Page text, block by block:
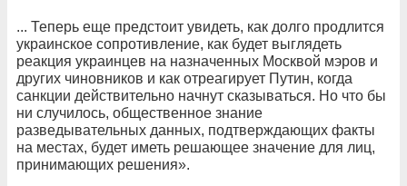
... Теперь еще предстоит увидеть, как долго продлится
украинское сопротивление, как будет выглядеть
реакция украинцев на назначенных Москвой мэров и
других чиновников и как отреагирует Путин, когда
санкции действительно начнут сказываться. Но что бы
ни случилось, общественное знание
разведывательных данных, подтверждающих факты
на местах, будет иметь решающее значение для лиц,
принимающих решения».